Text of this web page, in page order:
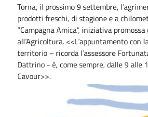
Torna, il prossimo 9 settembre,
prodotti freschi, di stagione e a
“Campagna Amica”, iniziativa promossa
all’Agricoltura. <<L’appuntamento con
territorio – ricorda l’assessore
Dattrino - è, come sempre, dalle 9 alle
Cavour>>.